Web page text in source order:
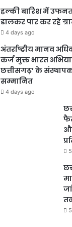
हल्की बारिश में
डालकर पार कर रहे
4 days ago
अंतर्राष्ट्रीय मानव
कर्ज मुक्त भारत
छत्तीसगढ़’ के
सम्मानित
4 days ago